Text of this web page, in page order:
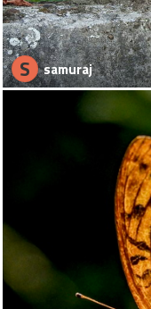
S samuraj